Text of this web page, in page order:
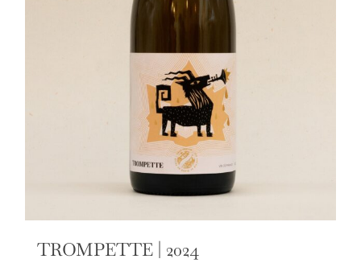
TROMPETTE | 2024